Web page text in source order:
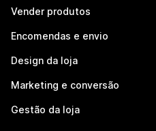
Vender produtos
Encomendas e envio
Design da loja
Marketing e conversão
Gestão da loja